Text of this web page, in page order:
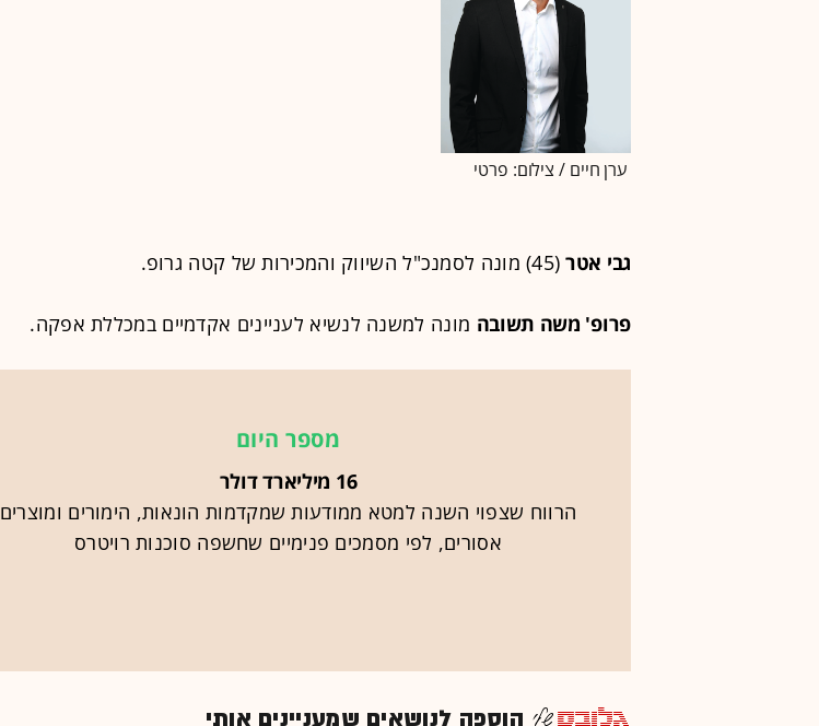
ערן חיים / צילום: פרטי
גבי אטר (45) מונה לסמנכ"ל השיווק והמכירות של קטה גרופ.
פרופ' משה תשובה מונה למשנה לנשיא לעניינים אקדמיים במכללת אפקה.
מספר היום
16 מיליארד דולר
הרווח שצפוי השנה למטא ממודעות שמקדמות הונאות, הימורים ומוצרים
אסורים, לפי מסמכים פנימיים שחשפה סוכנות רויטרס
הוספה לנושאים שמעניינים אותי